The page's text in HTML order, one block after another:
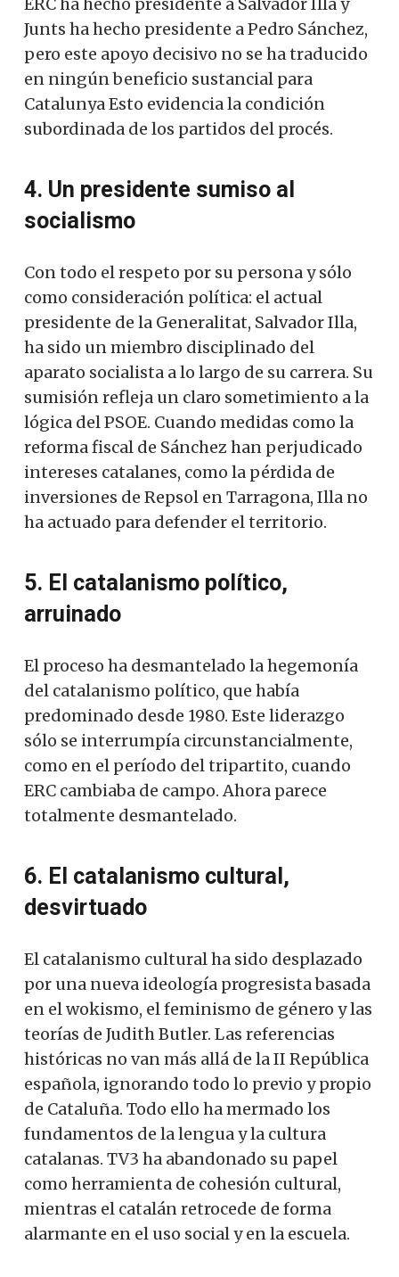
ERC ha hecho presidente a Salvador Illa y
Junts ha hecho presidente a Pedro Sánchez,
pero este apoyo decisivo no se ha traducido
en ningún beneficio sustancial para
Catalunya Esto evidencia la condición
subordinada de los partidos del procés.
4. Un presidente sumiso al
socialismo
Con todo el respeto por su persona y sólo
como consideración política: el actual
presidente de la Generalitat, Salvador Illa,
ha sido un miembro disciplinado del
aparato socialista a lo largo de su carrera. Su
sumisión refleja un claro sometimiento a la
lógica del PSOE. Cuando medidas como la
reforma fiscal de Sánchez han perjudicado
intereses catalanes, como la pérdida de
inversiones de Repsol en Tarragona, Illa no
ha actuado para defender el territorio.
5. El catalanismo político,
arruinado
El proceso ha desmantelado la hegemonía
del catalanismo político, que había
predominado desde 1980. Este liderazgo
sólo se interrumpía circunstancialmente,
como en el período del tripartito, cuando
ERC cambiaba de campo. Ahora parece
totalmente desmantelado.
6. El catalanismo cultural,
desvirtuado
El catalanismo cultural ha sido desplazado
por una nueva ideología progresista basada
en el wokismo, el feminismo de género y las
teorías de Judith Butler. Las referencias
históricas no van más allá de la II República
española, ignorando todo lo previo y propio
de Cataluña. Todo ello ha mermado los
fundamentos de la lengua y la cultura
catalanas. TV3 ha abandonado su papel
como herramienta de cohesión cultural,
mientras el catalán retrocede de forma
alarmante en el uso social y en la escuela.